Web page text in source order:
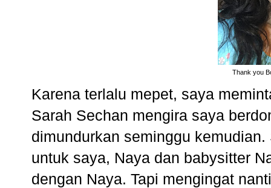
Thank you
Karena terlalu mepet, saya
Sarah Sechan mengira saya
dimundurkan seminggu
untuk saya, Naya dan babysitter
dengan Naya. Tapi mengingat